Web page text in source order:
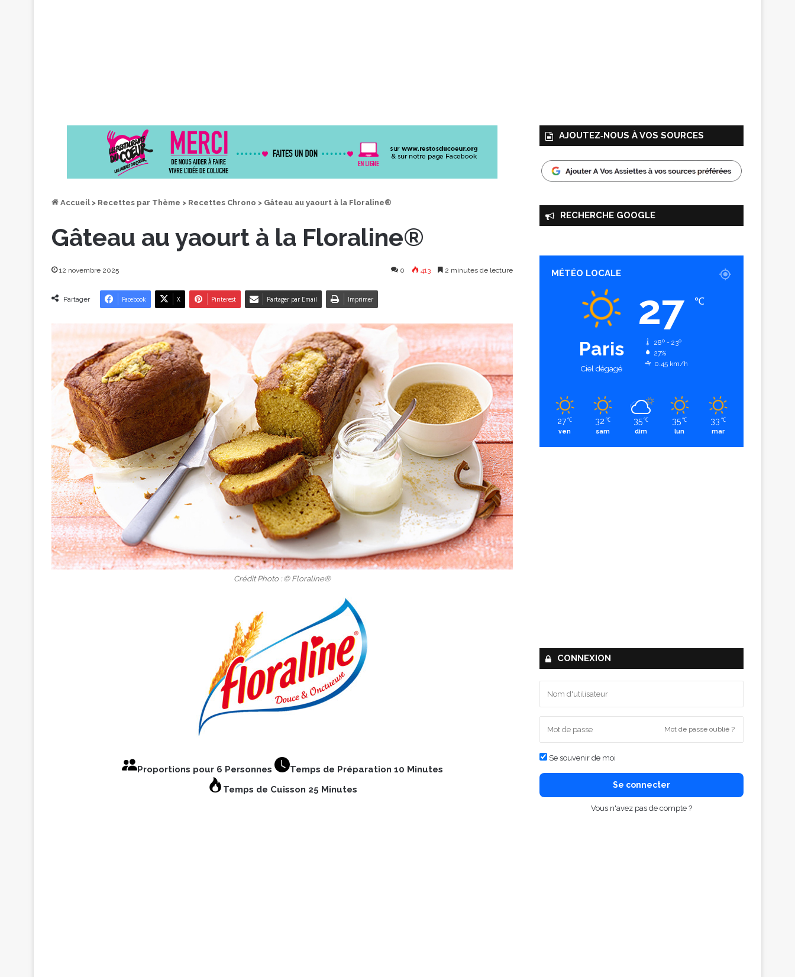
Accueil > Recettes par Thème > Recettes Chrono > Gâteau au yaourt à la Floraline®
Gâteau au yaourt à la Floraline®
12 novembre 2025 0 413 2 minutes de lecture
Partager Facebook X Pinterest Partager par Email Imprimer
Crédit Photo : © Floraline®
Proportions pour 6 Personnes
Temps de Préparation 10 Minutes
Temps de Cuisson 25 Minutes
AJOUTEZ‑NOUS À VOS SOURCES
RECHERCHE GOOGLE
MÉTÉO LOCALE
Paris
Ciel dégagé
27 ℃
28º - 23º
27%
0.45 km/h
27 ℃
ven
32 ℃
sam
35 ℃
dim
35 ℃
lun
33 ℃
mar
CONNEXION
Mot de passe oublié ?
Se souvenir de moi
Se connecter
Vous n'avez pas de compte ?